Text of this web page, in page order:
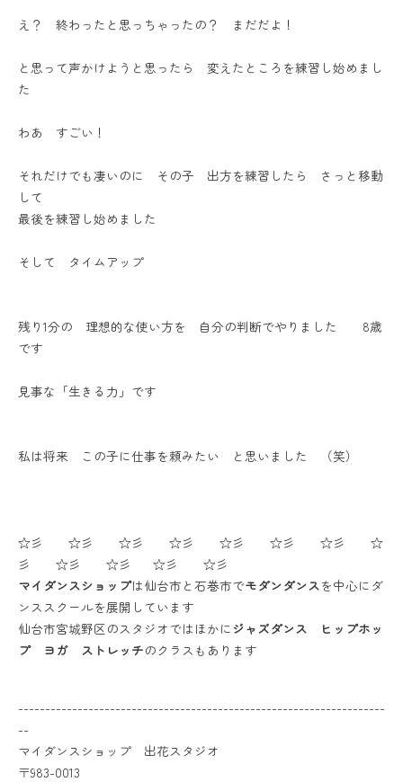
え？ 終わったと思っちゃったの？ まだだよ！
と思って声かけようと思ったら 変えたところを練習し始めまし
た
わあ すごい！
それだけでも凄いのに その子 出方を練習したら さっと移動
して
最後を練習し始めました
そして タイムアップ
残り1分の 理想的な使い方を 自分の判断でやりました 8歳
です
見事な「生きる力」です
私は将来 この子に仕事を頼みたい と思いました （笑）
☆彡 ☆彡 ☆彡 ☆彡 ☆彡 ☆彡 ☆彡 ☆
彡 ☆彡 ☆彡 ☆彡 ☆彡
マイダンスショップは仙台市と石巻市でモダンダンスを中心にダ
ンススクールを展開しています
仙台市宮城野区のスタジオではほかに ジャズダンス ヒップホッ
プ ヨガ ストレッチのクラスもあります
--------------------------------------------------------------------
--
マイダンスショップ 出花スタジオ
〒983-0013